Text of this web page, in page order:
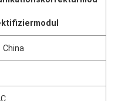
China